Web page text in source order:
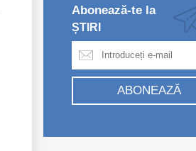
Abonează-te la
ȘTIRI
ABONEAZĂ